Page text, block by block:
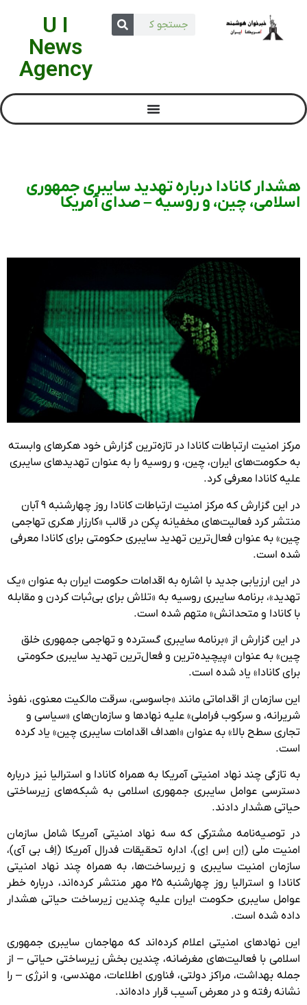
U I
News
Agency
هشدار کانادا درباره تهدید سایبری جمهوری
اسلامی، چین، و روسیه – صدای آمریکا
مرکز امنیت ارتباطات کانادا در تازه‌ترین گزارش خود هکرهای وابسته
به حکومت‌های ایران، چین، و روسیه را به عنوان تهدیدهای سایبری
علیه کانادا معرفی کرد.
در این گزارش که مرکز امنیت ارتباطات کانادا روز چهارشنبه ۹ آبان
منتشر کرد فعالیت‌های مخفیانه پکن در قالب «کارزار هکری تهاجمی
چین» به عنوان فعال‌ترین تهدید سایبری حکومتی برای کانادا معرفی
شده است.
در این ارزیابی جدید با اشاره به اقدامات حکومت ایران به عنوان «یک
تهدید»، برنامه سایبری روسیه به «تلاش برای بی‌ثبات کردن و مقابله
با کانادا و متحدانش» متهم شده است.
در این گزارش از «برنامه سایبری گسترده و تهاجمی جمهوری خلق
چین» به عنوان «پیچیده‌ترین و فعال‌ترین تهدید سایبری حکومتی
برای کانادا» یاد شده است.
این سازمان از اقداماتی مانند «جاسوسی، سرقت مالکیت معنوی، نفوذ
شریرانه، و سرکوب فراملی» علیه نهادها و سازمان‌های «سیاسی و
تجاری سطح بالا» به عنوان «اهداف اقدامات سایبری چین» یاد کرده
است.
به تازگی چند نهاد امنیتی آمریکا به همراه کانادا و استرالیا نیز درباره
دسترسی عوامل سایبری جمهوری اسلامی به شبکه‌های زیرساختی
حیاتی هشدار دادند.
در توصیه‌نامه‌ مشترکی که سه نهاد امنیتی آمریکا شامل سازمان
امنیت ملی (اِن اِس اِی)، اداره تحقیقات فدرال آمریکا (اِف بی آی)،
سازمان امنیت سایبری و زیرساخت‌ها، به همراه چند نهاد امنیتی
کانادا و استرالیا روز چهارشنبه ۲۵ مهر منتشر کرده‌اند، درباره خطر
عوامل سایبری حکومت ایران علیه چندین زیرساخت حیاتی هشدار
داده شده است.
این نهادهای امنیتی اعلام کرده‌اند که مهاجمان سایبری جمهوری
اسلامی با فعالیت‌های مغرضانه، چندین بخش زیرساختی حیاتی – از
جمله بهداشت، مراکز دولتی، فناوری اطلاعات، مهندسی، و انرژی – را
نشانه رفته و در معرض آسیب قرار داده‌اند.